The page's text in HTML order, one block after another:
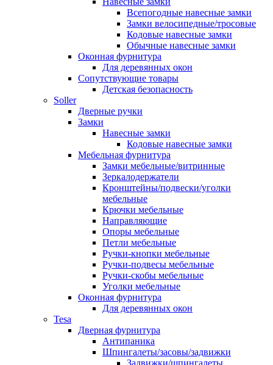
Всепогодные навесные замки
Замки велосипедные/тросовые
Кодовые навесные замки
Обычные навесные замки
Оконная фурнитура
Для деревянных окон
Сопутствующие товары
Детская безопасность
Soller
Дверные ручки
Замки
Навесные замки
Кодовые навесные замки
Мебельная фурнитура
Замки мебельные/витринные
Зеркалодержатели
Кронштейны/подвески/уголки
мебельные
Крючки мебельные
Направляющие
Опоры мебельные
Петли мебельные
Ручки-кнопки мебельные
Ручки-подвесы мебельные
Ручки-скобы мебельные
Уголки мебельные
Оконная фурнитура
Для деревянных окон
Tesa
Дверная фурнитура
Антипаника
Шпингалеты/засовы/задвижки